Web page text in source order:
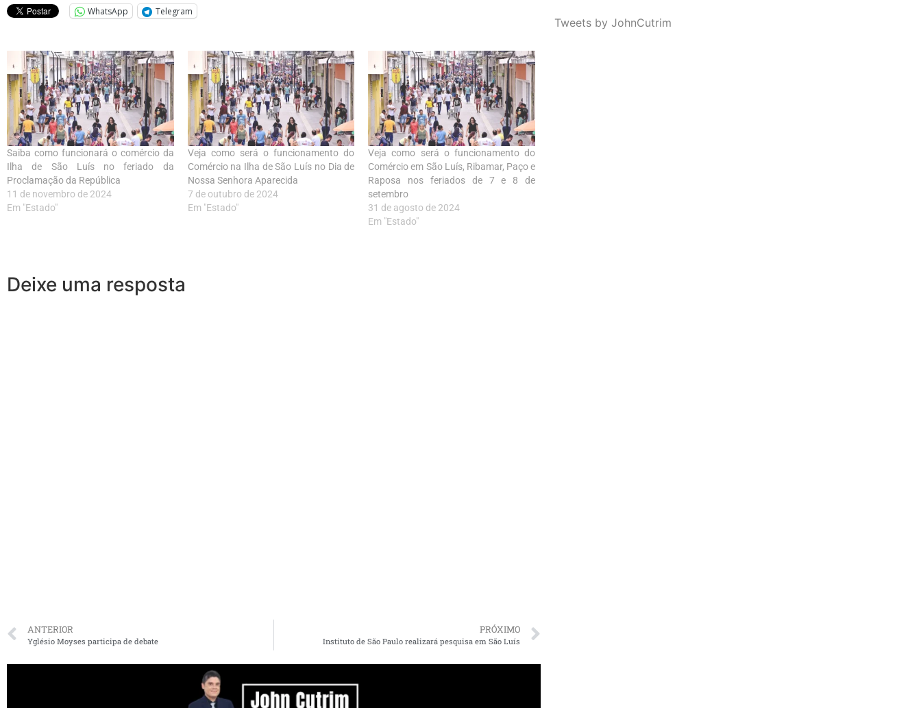
WhatsApp Telegram
Saiba como funcionará o comércio da
Ilha de São Luís no feriado da
Proclamação da República
11 de novembro de 2024
Em "Estado"
Veja como será o funcionamento do
Comércio na Ilha de São Luís no Dia de
Nossa Senhora Aparecida
7 de outubro de 2024
Em "Estado"
Veja como será o funcionamento do
Comércio em São Luís, Ribamar, Paço e
Raposa nos feriados de 7 e 8 de
setembro
31 de agosto de 2024
Em "Estado"
Deixe uma resposta
ANTERIOR
Yglésio Moyses participa de debate
PRÓXIMO
Instituto de São Paulo realizará pesquisa em São Luís
Tweets by JohnCutrim